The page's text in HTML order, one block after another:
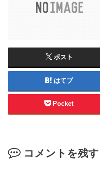
ポスト
はてブ
Pocket
コメントを残す